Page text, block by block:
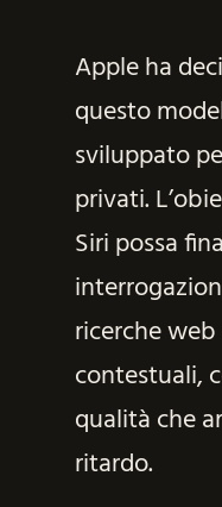
Apple ha
questo
sviluppato
privati.
Siri possa
ricerche
contestuali,
qualità che
ritardo.